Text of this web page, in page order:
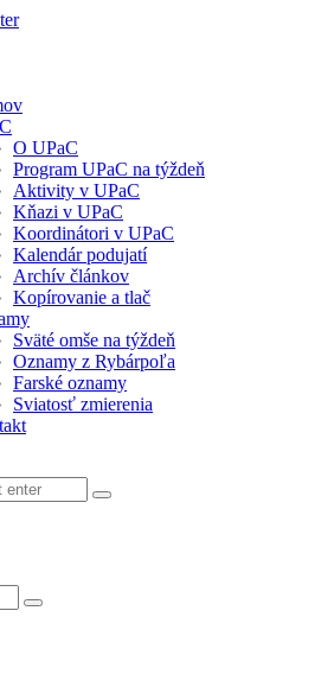
O UPaC
Program UPaC na týždeň
Aktivity v UPaC
Kňazi v UPaC
Koordinátori v UPaC
Kalendár podujatí
Archív článkov
Kopírovanie a tlač
Sväté omše na týždeň
Oznamy z Rybárpoľa
Farské oznamy
Sviatosť zmierenia